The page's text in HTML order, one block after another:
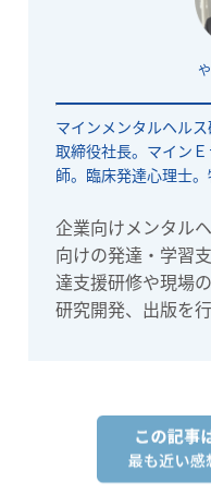
マインメンタルヘル
取締役社長。マイン
師。臨床発達心理士。
企業向けメンタル
向けの発達・学習
達支援研修や現場
研究開発、出版を行